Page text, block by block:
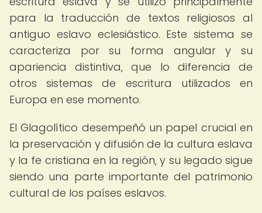
para la traducción de textos religiosos al
antiguo eslavo eclesiástico. Este sistema se
caracteriza por su forma angular y su
apariencia distintiva, que lo diferencia de
otros sistemas de escritura utilizados en
Europa en ese momento.
El Glagolítico desempeñó un papel crucial en
la preservación y difusión de la cultura eslava
y la fe cristiana en la región, y su legado sigue
siendo una parte importante del patrimonio
cultural de los países eslavos.